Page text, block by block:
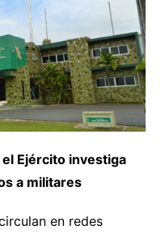
Ejército investiga
a militares
en redes